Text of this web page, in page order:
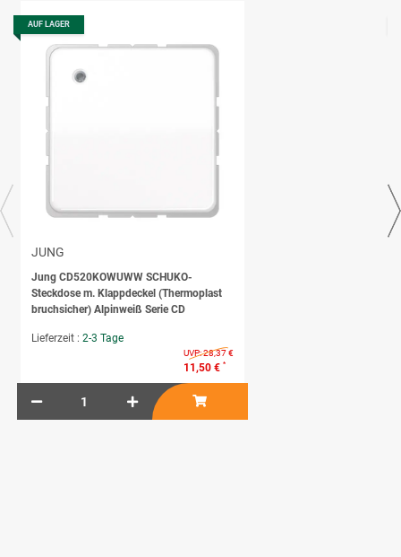
AUF LAGER
JUNG
Jung CD520KOWUWW SCHUKO-
Steckdose m. Klappdeckel (Thermoplast
bruchsicher) Alpinweiß Serie CD
Lieferzeit : 2-3 Tage
UVP:28,37 €
11,50 € *